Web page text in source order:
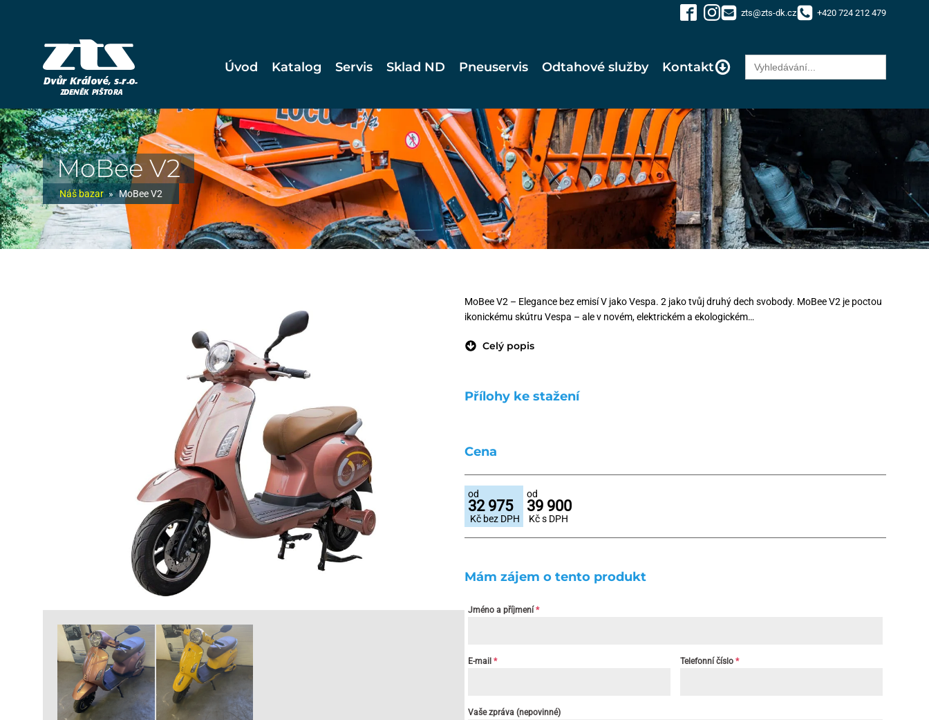
zts@zts-dk.cz +420 724 212 479
Úvod Katalog Servis Sklad ND Pneuservis Odtahové služby Kontakt
Search
for:
MoBee V2
Náš bazar » MoBee V2
MoBee V2 – Elegance bez emisí V jako Vespa. 2 jako tvůj druhý dech svobody. MoBee V2 je poctou
ikonickému skútru Vespa – ale v novém, elektrickém a ekologickém…
Celý popis
Přílohy ke stažení
Cena
od
32 975
Kč bez DPH
od
39 900
Kč s DPH
Mám zájem o tento produkt
Jméno a příjmení *
E-mail * Telefonní číslo *
Vaše zpráva (nepovinné)